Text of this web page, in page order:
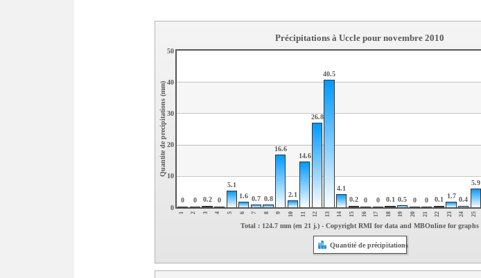
1 2 3 4 5 6 7 8 9 10 11 12 13 14 15 16 17 18 19 20 21 22 23 24 25
0
10
20
30
40
50
Quantite de precipitations (mm)
Total : 124.7 mm (en 21 j.) - Copyright RMI for data and MBOnline for graphs
0 0 0.2 0
5.1
1.6 0.7 0.8
16.6
2.1
14.6
26.8
40.5
4.1
0.2
0 0 0.1 0.5 0 0 0.1 1.7 0.4
5.9
Quantité de précipitations
Précipitations à Uccle pour novembre 2010